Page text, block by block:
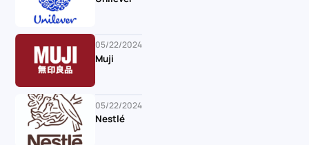
05/22/2024
Muji
05/22/2024
Nestlé